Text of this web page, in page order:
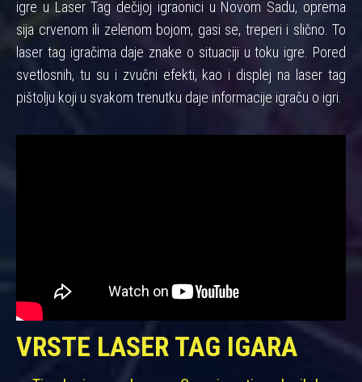
igre u Laser Tag dečijoj igraonici u Novom Sadu, oprema
sija crvenom ili zelenom bojom, gasi se, treperi i slično. To
laser tag igračima daje znake o situaciji u toku igre. Pored
svetlosnih, tu su i zvučni efekti, kao i displej na laser tag
pištolju koji u svakom trenutku daje informacije igraču o igri.
VRSTE LASER TAG IGARA